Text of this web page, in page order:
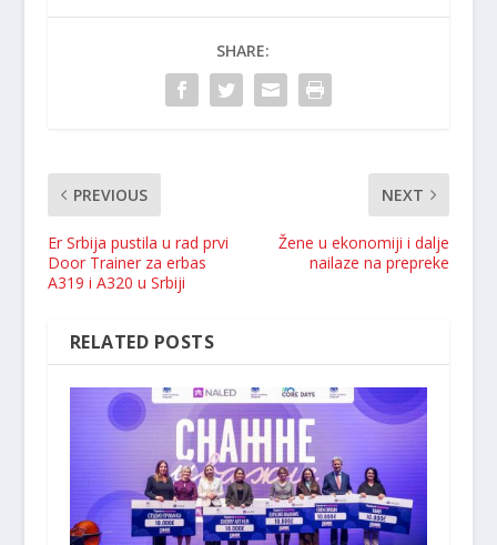
SHARE:
PREVIOUS
Er Srbija pustila u rad prvi
Door Trainer za erbas
A319 i A320 u Srbiji
NEXT
Žene u ekonomiji i dalje
nailaze na prepreke
RELATED POSTS